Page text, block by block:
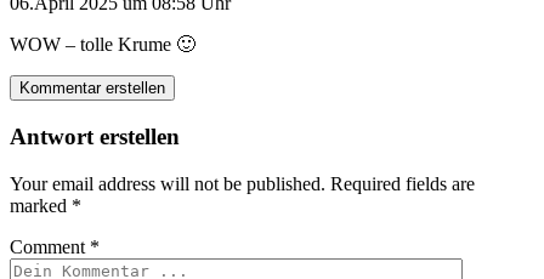
WOW – tolle Krume 🙂
Kommentar erstellen
Antwort erstellen
Your email address will not be published. Required fields are
marked *
Comment *